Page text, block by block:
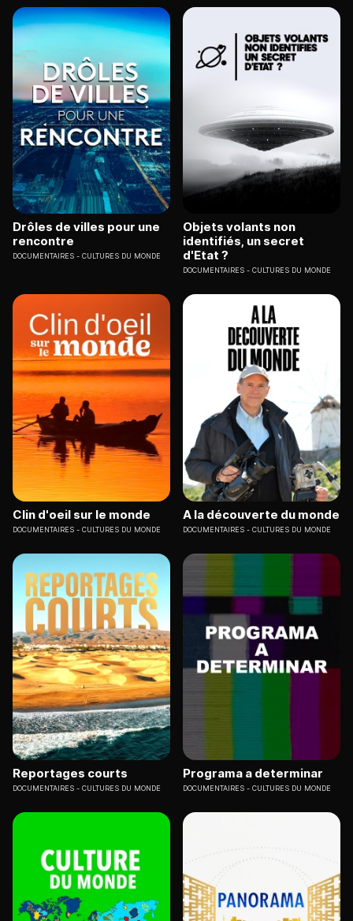
Drôles de villes pour une
rencontre
DOCUMENTAIRES CULTURES DU MONDE
Objets volants non
identifiés, un secret
d'Etat ?
DOCUMENTAIRES CULTURES DU MONDE
Clin d'oeil sur le monde
DOCUMENTAIRES CULTURES DU MONDE
A la découverte du monde
DOCUMENTAIRES CULTURES DU MONDE
Reportages courts
DOCUMENTAIRES CULTURES DU MONDE
Programa a determinar
DOCUMENTAIRES CULTURES DU MONDE